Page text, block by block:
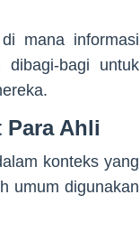
mana informasi
bagi untuk
Ahli
konteks yang
umum digunakan